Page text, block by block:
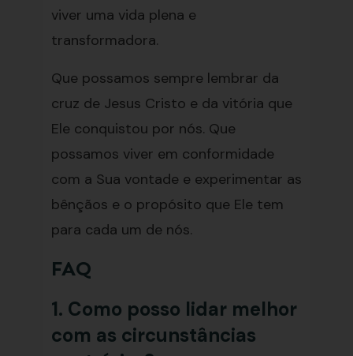
viver uma vida plena e
transformadora.
Que possamos sempre lembrar da
cruz de Jesus Cristo e da vitória que
Ele conquistou por nós. Que
possamos viver em conformidade
com a Sua vontade e experimentar as
bênçãos e o propósito que Ele tem
para cada um de nós.
FAQ
1. Como posso lidar melhor
com as circunstâncias